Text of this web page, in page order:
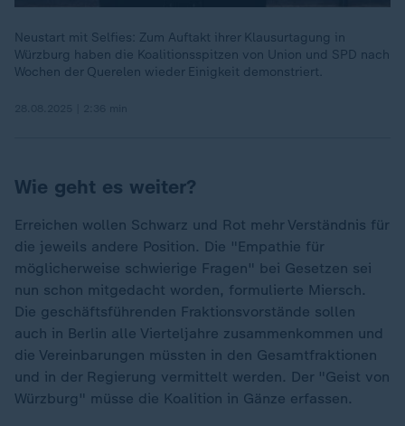
Neustart mit Selfies: Zum Auftakt ihrer Klausurtagung in
Würzburg haben die Koalitionsspitzen von Union und SPD nach
Wochen der Querelen wieder Einigkeit demonstriert.
Wie geht es weiter?
Erreichen wollen Schwarz und Rot mehr Verständnis für
die jeweils andere Position. Die "Empathie für
möglicherweise schwierige Fragen" bei Gesetzen sei
nun schon mitgedacht worden, formulierte Miersch.
Die geschäftsführenden Fraktionsvorstände sollen
auch in Berlin alle Vierteljahre zusammenkommen und
die Vereinbarungen müssten in den Gesamtfraktionen
und in der Regierung vermittelt werden. Der "Geist von
Würzburg" müsse die Koalition in Gänze erfassen.